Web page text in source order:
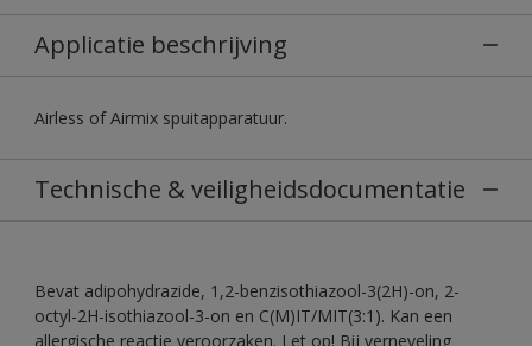
Applicatie beschrijving
Airless of Airmix spuitapparatuur.
Technische & veiligheidsdocumentatie
Bevat adipohydrazide, 1,2-benzisothiazool-3(2H)-on, 2-
octyl-2H-isothiazool-3-on en C(M)IT/MIT(3:1). Kan een
allergische reactie veroorzaken. Let op! Bij verneveling